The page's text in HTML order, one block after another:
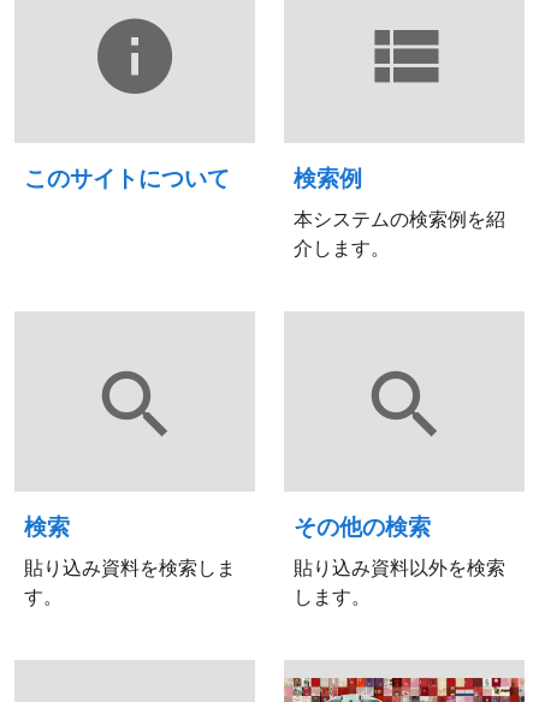
このサイトについて 検索例
本システムの検索例を紹
介します。
検索
貼り込み資料を検索しま
す。
その他の検索
貼り込み資料以外を検索
します。